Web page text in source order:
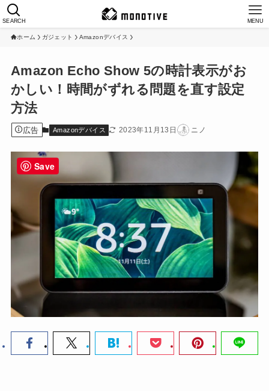
SEARCH MENU
ホーム ガジェット Amazonデバイス
Amazon Echo Show 5の時計表示がお
かしい！時間がずれる問題を直す設定
方法
広告 Amazonデバイス 2023年11月13日 ニノ
Save